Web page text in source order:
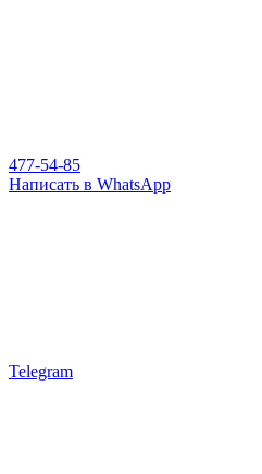
477-54-85
Написать в WhatsApp
Telegram